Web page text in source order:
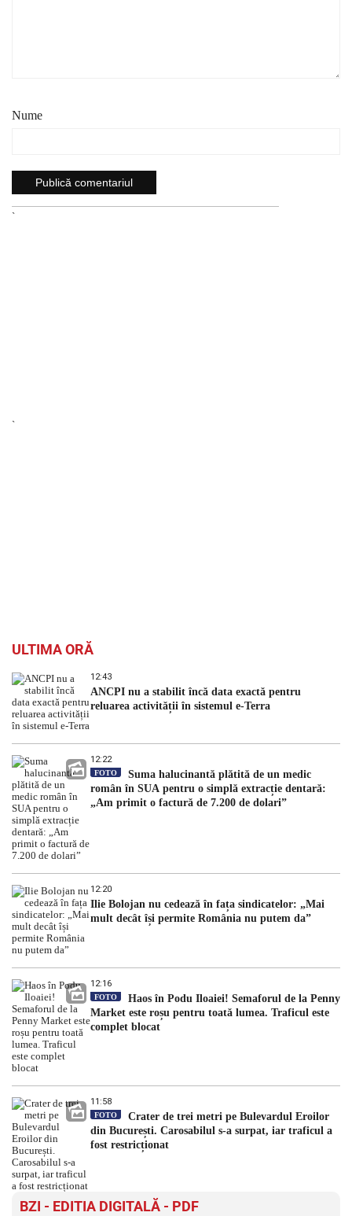
Nume
`
`
ULTIMA ORĂ
12:43
ANCPI nu a stabilit încă data exactă pentru
reluarea activității în sistemul e-Terra
12:22
FOTO
Suma halucinantă plătită de un medic
român în SUA pentru o simplă extracție dentară:
„Am primit o factură de 7.200 de dolari”
12:20
Ilie Bolojan nu cedează în fața sindicatelor: „Mai
mult decât își permite România nu putem da”
12:16
FOTO
Haos în Podu Iloaiei! Semaforul de la Penny
Market este roșu pentru toată lumea. Traficul este
complet blocat
11:58
FOTO
Crater de trei metri pe Bulevardul Eroilor
din București. Carosabilul s-a surpat, iar traficul a
fost restricționat
BZI - EDITIA DIGITALĂ - PDF